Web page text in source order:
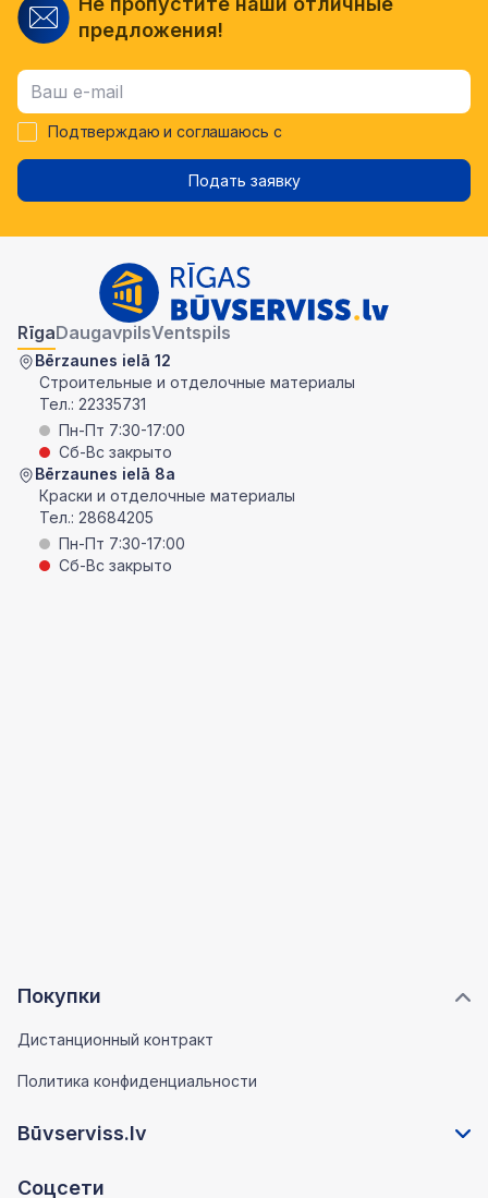
предложения!
Подтверждаю и соглашаюсь с
Подать заявку
Покупки
Дистанционный контракт
Политика конфиденциальности
Būvserviss.lv
Соцсети
RīgaDaugavpilsVentspils
Bērzaunes ielā 12
Строительные и отделочные материалы
Тел.: 22335731
Пн-Пт 7:30-17:00
Сб-Вс закрыто
Bērzaunes ielā 8a
Краски и отделочные материалы
Тел.: 28684205
Пн-Пт 7:30-17:00
Сб-Вс закрыто